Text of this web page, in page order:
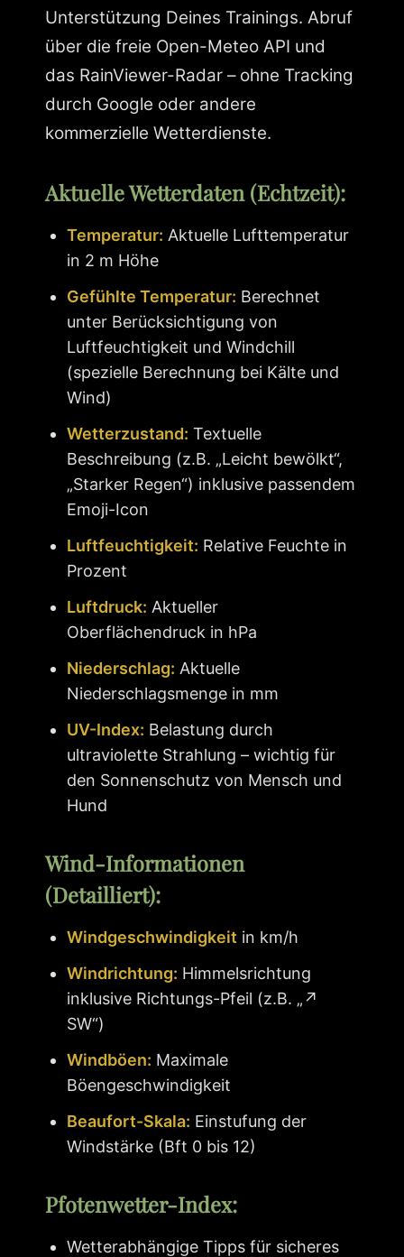
Unterstützung Deines Trainings. Abruf
über die freie Open-Meteo API und
das RainViewer-Radar – ohne Tracking
durch Google oder andere
kommerzielle Wetterdienste.
Aktuelle Wetterdaten (Echtzeit):
Temperatur: Aktuelle Lufttemperatur
in 2 m Höhe
Gefühlte Temperatur: Berechnet
unter Berücksichtigung von
Luftfeuchtigkeit und Windchill
(spezielle Berechnung bei Kälte und
Wind)
Wetterzustand: Textuelle
Beschreibung (z.B. „Leicht bewölkt“,
„Starker Regen“) inklusive passendem
Emoji-Icon
Luftfeuchtigkeit: Relative Feuchte in
Prozent
Luftdruck: Aktueller
Oberflächendruck in hPa
Niederschlag: Aktuelle
Niederschlagsmenge in mm
UV-Index: Belastung durch
ultraviolette Strahlung – wichtig für
den Sonnenschutz von Mensch und
Hund
Wind-Informationen
(Detailliert):
Windgeschwindigkeit in km/h
Windrichtung: Himmelsrichtung
inklusive Richtungs-Pfeil (z.B. „↗
SW“)
Windböen: Maximale
Böengeschwindigkeit
Beaufort-Skala: Einstufung der
Windstärke (Bft 0 bis 12)
Pfotenwetter-Index:
Wetterabhängige Tipps für sicheres